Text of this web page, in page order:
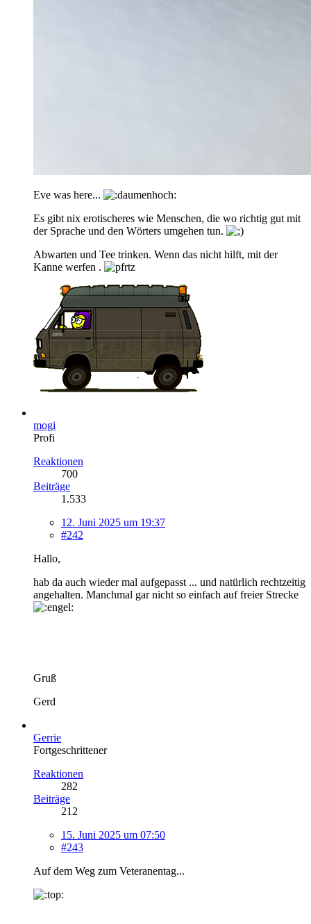
Eve was here...
Es gibt nix erotischeres wie Menschen, die wo richtig gut mit
der Sprache und den Wörters umgehen tun.
Abwarten und Tee trinken. Wenn das nicht hilft, mit der
Kanne werfen .
mogi
Profi
Reaktionen
700
Beiträge
1.533
12. Juni 2025 um 19:37
#242
Hallo,
hab da auch wieder mal aufgepasst ... und natürlich rechtzeitig
angehalten. Manchmal gar nicht so einfach auf freier Strecke
Gruß
Gerd
Gerrie
Fortgeschrittener
Reaktionen
282
Beiträge
212
15. Juni 2025 um 07:50
#243
Auf dem Weg zum Veteranentag...